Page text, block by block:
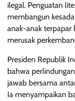
ilegal. Penguatan
membangun
anak-anak terpapar
merusak
Presiden Republik
bahwa
jawab bersama
Ia menyampaikan